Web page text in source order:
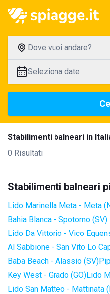
Dove vuoi andare?
Seleziona date
Stabilimenti balneari in
0 Risultati
Stabilimenti balneari
Lido Marinella Meta - Meta
Bahia Blanca - Spotorno (SV)
Lido Da Vittorio - Vico
Al Sabbione - San Vito Lo
Baba Beach - Alassio (SV)
Key West - Grado (GO)Lido
Lido San Matteo - Mattinata